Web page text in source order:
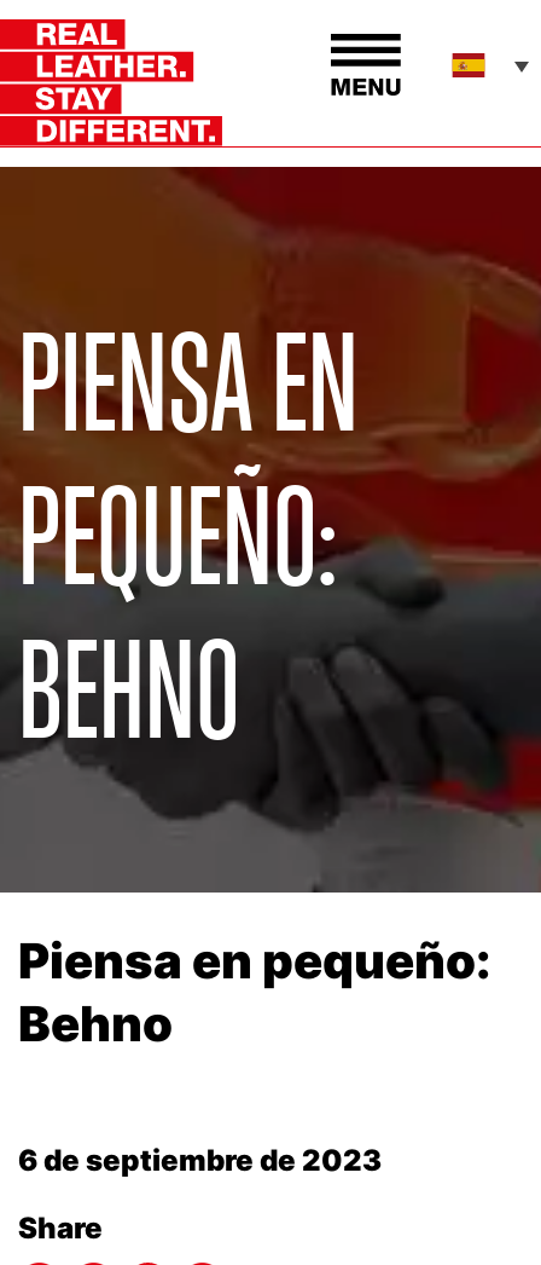
PIENSA EN
PEQUEÑO:
BEHNO
Piensa en pequeño:
Behno
6 de septiembre de 2023
Share